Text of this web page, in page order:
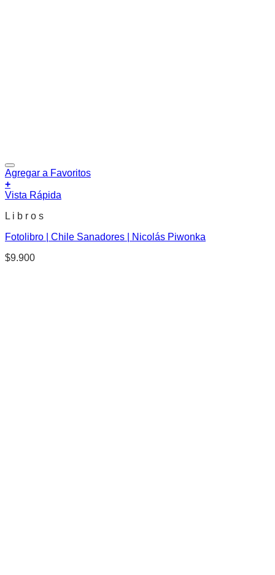
Agregar a Favoritos
+
Vista Rápida
L i b r o s
Fotolibro | Chile Sanadores | Nicolás Piwonka
$9.900